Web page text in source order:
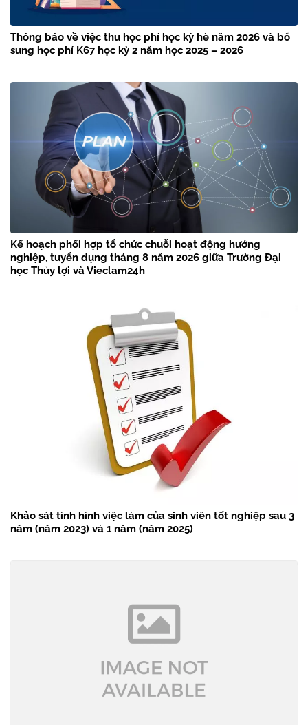
Thông báo về việc thu học phí học kỳ hè năm 2026 và bổ
sung học phí K67 học kỳ 2 năm học 2025 – 2026
Kế hoạch phối hợp tổ chức chuỗi hoạt động hướng
nghiệp, tuyển dụng tháng 8 năm 2026 giữa Trường Đại
học Thủy lợi và Vieclam24h
Khảo sát tình hình việc làm của sinh viên tốt nghiệp sau 3
năm (năm 2023) và 1 năm (năm 2025)